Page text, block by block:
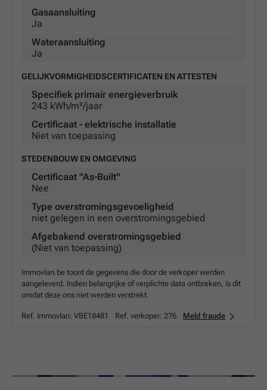
Gasaansluiting
Ja
Wateraansluiting
Ja
GELIJKVORMIGHEIDSCERTIFICATEN EN ATTESTEN
Specifiek primair energieverbruik
243 kWh/m²/jaar
Certificaat - elektrische installatie
Niet van toepassing
STEDENBOUW EN OMGEVING
Certificaat "As-Built"
Nee
Type overstromingsgevoeligheid
niet gelegen in een overstromingsgebied
Afgebakend overstromingsgebied
(Niet van toepassing)
Immovlan.be toont de gegevens die door de verkoper werden
aangeleverd. Indien belangrijke of verplichte data ontbreken, is dit
omdat deze ons niet werden verstrekt.
Ref. Immovlan: VBE18481 Ref. verkoper: 276 Meld fraude